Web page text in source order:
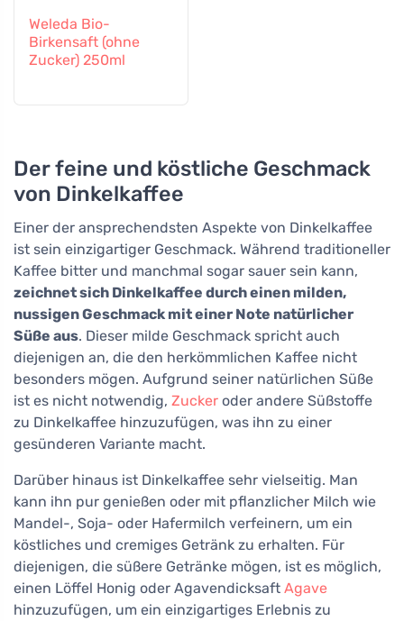
Weleda Bio-
Birkensaft (ohne
Zucker) 250ml
Der feine und köstliche Geschmack
von Dinkelkaffee
Einer der ansprechendsten Aspekte von Dinkelkaffee
ist sein einzigartiger Geschmack. Während traditioneller
Kaffee bitter und manchmal sogar sauer sein kann,
zeichnet sich Dinkelkaffee durch einen milden,
nussigen Geschmack mit einer Note natürlicher
Süße aus. Dieser milde Geschmack spricht auch
diejenigen an, die den herkömmlichen Kaffee nicht
besonders mögen. Aufgrund seiner natürlichen Süße
ist es nicht notwendig, Zucker oder andere Süßstoffe
zu Dinkelkaffee hinzuzufügen, was ihn zu einer
gesünderen Variante macht.
Darüber hinaus ist Dinkelkaffee sehr vielseitig. Man
kann ihn pur genießen oder mit pflanzlicher Milch wie
Mandel-, Soja- oder Hafermilch verfeinern, um ein
köstliches und cremiges Getränk zu erhalten. Für
diejenigen, die süßere Getränke mögen, ist es möglich,
einen Löffel Honig oder Agavendicksaft Agave
hinzuzufügen, um ein einzigartiges Erlebnis zu